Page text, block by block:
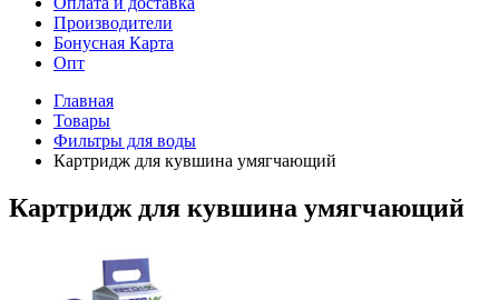
Производители
Бонусная Карта
Опт
Главная
Товары
Фильтры для воды
Картридж для кувшина умягчающий
Картридж для кувшина умягчающий